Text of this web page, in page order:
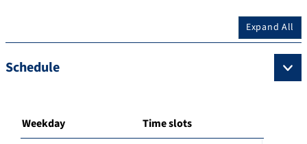
Expand All
Schedule
Weekday Time slots